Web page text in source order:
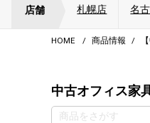
店舗 札幌店 名
HOME 商品情報
中古オフィス家